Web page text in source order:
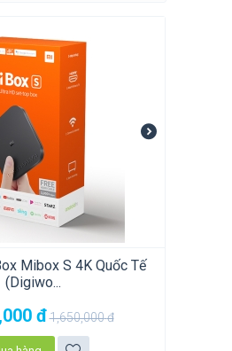
Mibox S 4K Quốc Tế
(Digiwo...
đ1,650,000đ